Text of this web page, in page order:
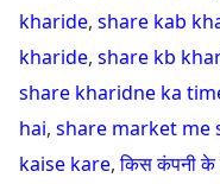
kharide, share kab
kharide, share kb
share kharidne ka
hai, share market me
kaise kare,किस कंपनी के